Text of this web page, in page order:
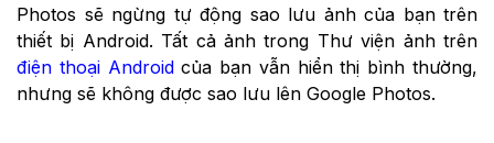
Photos sẽ ngừng tự động sao lưu ảnh của bạn trên
thiết bị Android. Tất cả ảnh trong Thư viện ảnh trên
điện thoại Androidcủa bạn vẫn hiển thị bình thường,
nhưng sẽ không được sao lưu lên Google Photos.